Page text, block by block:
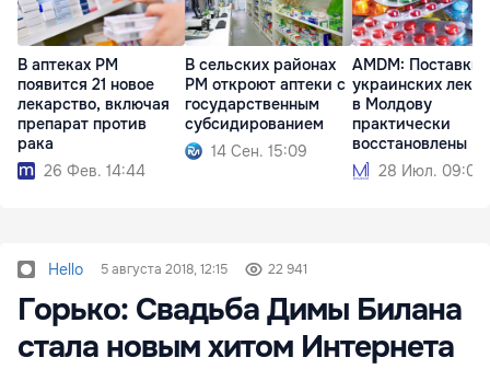
В аптеках РМ
появится 21 новое
лекарство, включая
препарат против
рака
26 Фев. 14:44
В сельских районах
РМ откроют аптеки с
государственным
субсидированием
14 Сен. 15:09
AMDM: Поставки
украинских
в Молдову
практически
восстановлены
28 Июл. 09:02
Hello 5 августа 2018, 12:15 22 941
Горько: Свадьба Димы Билана
стала новым хитом Интернета